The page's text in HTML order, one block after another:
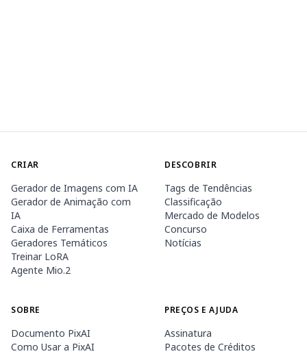
CRIAR
Gerador de Imagens com IA
Gerador de Animação com
IA
Caixa de Ferramentas
Geradores Temáticos
Treinar LoRA
Agente Mio.2
DESCOBRIR
Tags de Tendências
Classificação
Mercado de Modelos
Concurso
Notícias
SOBRE
Documento PixAI
Como Usar a PixAI
PREÇOS E AJUDA
Assinatura
Pacotes de Créditos